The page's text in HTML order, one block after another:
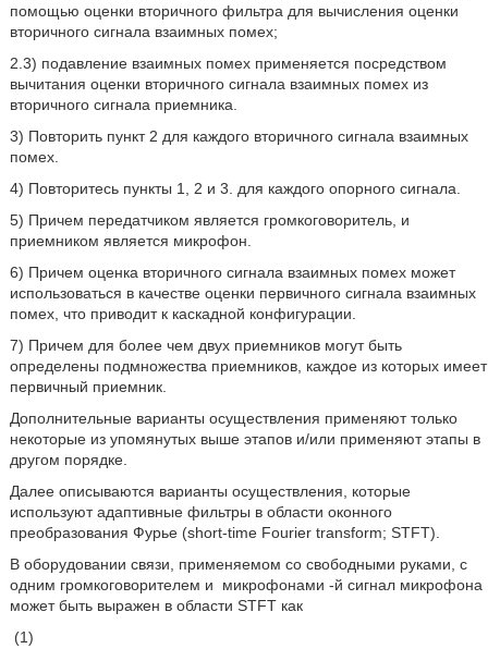
помощью оценки вторичного фильтра для вычисления оценки
вторичного сигнала взаимных помех;
2.3) подавление взаимных помех применяется посредством
вычитания оценки вторичного сигнала взаимных помех из
вторичного сигнала приемника.
3) Повторить пункт 2 для каждого вторичного сигнала взаимных
помех.
4) Повторитесь пункты 1, 2 и 3. для каждого опорного сигнала.
5) Причем передатчиком является громкоговоритель, и
приемником является микрофон.
6) Причем оценка вторичного сигнала взаимных помех может
использоваться в качестве оценки первичного сигнала взаимных
помех, что приводит к каскадной конфигурации.
7) Причем для более чем двух приемников могут быть
определены подмножества приемников, каждое из которых имеет
первичный приемник.
Дополнительные варианты осуществления применяют только
некоторые из упомянутых выше этапов и/или применяют этапы в
другом порядке.
Далее описываются варианты осуществления, которые
используют адаптивные фильтры в области оконного
преобразования Фурье (short-time Fourier transform; STFT).
В оборудовании связи, применяемом со свободными руками, с
одним громкоговорителем и
микрофонами -й сигнал микрофона
может быть выражен в области STFT как
(1)